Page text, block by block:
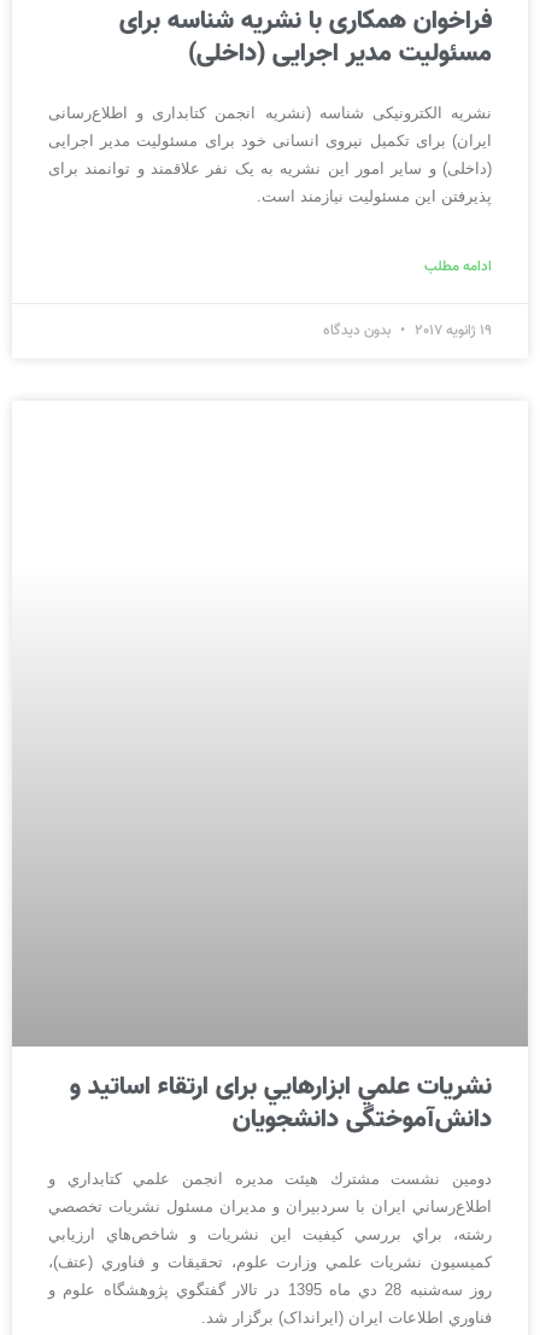
فراخوان همکاری با نشریه شناسه برای
مسئولیت مدیر اجرایی (داخلی)
نشریه الکترونیکی شناسه (نشریه انجمن کتابداری و اطلاع‌رسانی
ایران) برای تکمیل نیروی انسانی خود برای مسئولیت مدیر اجرایی
(داخلی) و سایر امور این نشریه به یک نفر علاقمند و توانمند برای
پذیرفتن این مسئولیت نیازمند است.
ادامه مطلب
19 ژانویه 2017 بدون دیدگاه
نشريات علمي ابزارهایي برای ارتقاء اساتید و
دانش‌آموختگی دانشجویان
دومین نشست مشترك هیئت مديره انجمن علمي كتابداري و
اطلاع‌‌‌‌‌‌‌‌‌‌‌‌‌‌‌‌‌‌‌‌‌‌‌‌‌‌‌رساني ايران با سردبيران و مديران مسئول نشريات تخصصي
رشته، براي بررسي كيفيت این نشريات و شاخص‌هاي ارزيابي
كميسيون نشريات علمي وزارت علوم، تحقيقات و فناوري (عتف)،
روز سه‌شنبه 28 دي ماه 1395 در تالار گفتگوي پژوهشگاه علوم و
فناوري اطلاعات ايران (ایرانداک) برگزار شد.